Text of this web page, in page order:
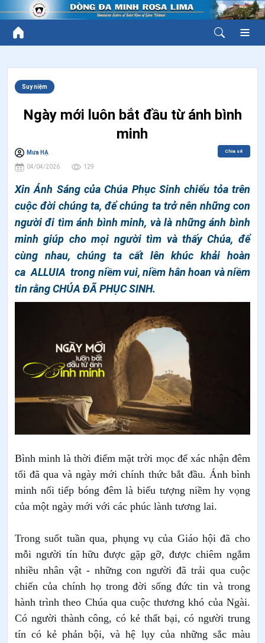
Suy niệm
Ngày mới luôn bắt đầu từ ánh bình
minh
Mưa HẠ
04/04/2026 129
Chia sẻ
Xin Ánh Sáng của Chúa Phục Sinh chiểu tỏa trên
cuộc đời chúng ta, để chúng ta trở nên những con
người đi tìm ánh bình minh, và là những ánh bình
minh giúp cho mọi người tìm và thấy Chúa, để
cùng nhau, chúng ta cất lên khúc khải hoàn
ca ALLUIA trong niềm vui, niềm hân hoan và niềm
tin rằng CHÚA ĐÃ PHỤC SINH.
Bình minh là thời điểm mặt trời mọc để xác nhận đêm
tối đã qua và ngày mới chính thức bắt đầu. Ánh bình
minh nối tiếp bóng đêm là biểu tượng niềm hy vọng
của một ngày mới với các phúc lành tương lai.
Trong suốt tuần qua, phụng vụ của Giáo hội đã cho
mỗi người tín hữu được gặp gỡ, được chiêm ngắm
nhiều nhân vật - những con người đã trải qua cuộc
chiến của chính họ trong đời sống đức tin và trong
hành trình theo Chúa qua cuộc thương khó của Ngài.
Có người thành công, có kẻ thất bại, có người trung
tín có kẻ phản bội, và hệ lụy của những sắc màu